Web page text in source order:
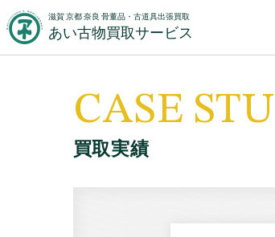
滋賀 京都 奈良 骨董品・古道具出張買取
あい古物買取サービス
CASE
買取実績